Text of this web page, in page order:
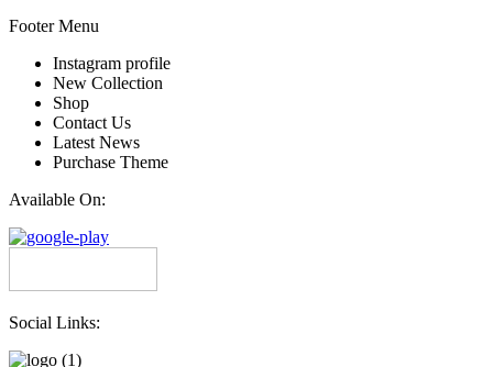
Footer Menu
Instagram profile
New Collection
Shop
Contact Us
Latest News
Purchase Theme
Available On:
Social Links: